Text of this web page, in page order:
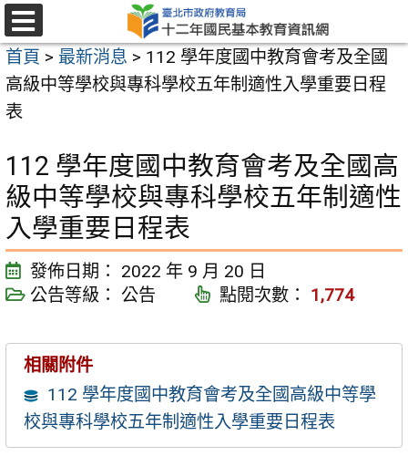
跳
至
主
要
內
區
選
單
首頁 > 最新消息 > 112 學年度國中教育會考及全國
高級中等學校與專科學校五年制適性入學重要日程
表
112 學年度國中教育會考及全國高
級中等學校與專科學校五年制適性
入學重要日程表
發佈日期：
2022 年 9 月 20 日
公告等級：
公告 點閱次數： 1,774
相關附件
112 學年度國中教育會考及全國高級中等學
校與專科學校五年制適性入學重要日程表